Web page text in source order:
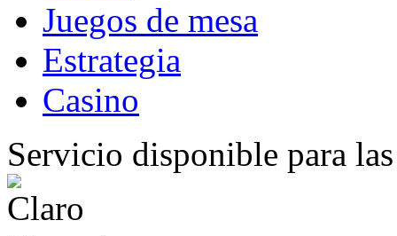
Juegos de mesa
Estrategia
Casino
Servicio disponible para